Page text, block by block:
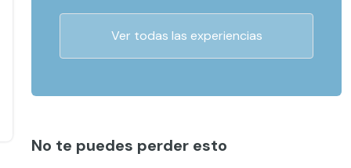
Ver todas las experiencias
No te puedes perder esto